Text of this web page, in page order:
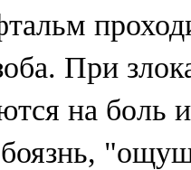
При
на боль